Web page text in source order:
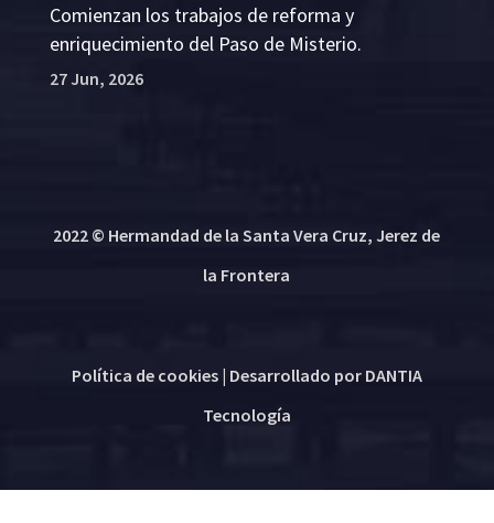
Comienzan los trabajos de reforma y
enriquecimiento del Paso de Misterio.
27 Jun, 2026
2022 © Hermandad de la Santa Vera Cruz, Jerez de
la Frontera
Política de cookies| Desarrollado por DANTIA
Tecnología